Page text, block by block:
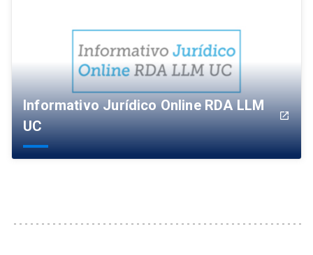
Informativo Jurídico Online RDA LLM
UC
launch